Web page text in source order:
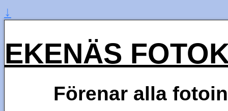
↓
EKENÄS
Förenar alla